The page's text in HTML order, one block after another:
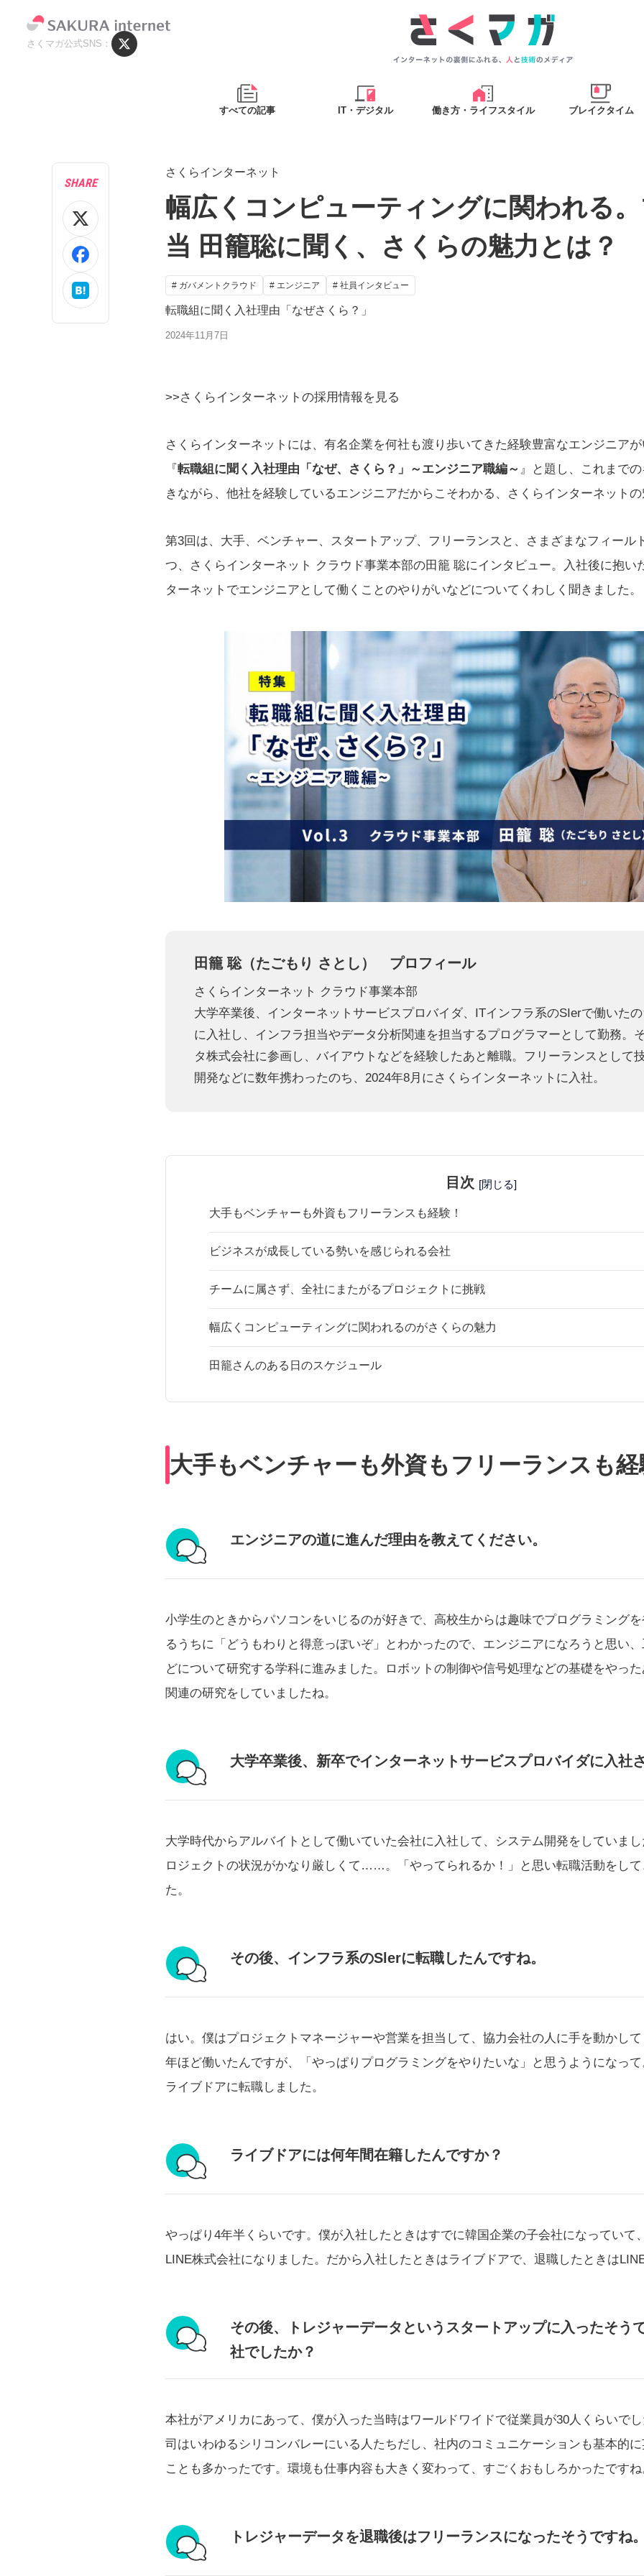
さくマガ公式SNS
すべての記事 IT・デジタル 働き方・ライフスタイル ブレイクタイム
さくらインターネット
幅広くコンピューティングに関われる
当 田籠聡に聞く、さくらの魅力とは？
# ガバメントクラウド # エンジニア # 社員インタビュー
転職組に聞く入社理由「なぜさくら？」
2024年11月7日
SHARE
>>さくらインターネットの採用情報を見る
さくらインターネットには、有名企業を何社も渡り歩いてきた経験豊富なエンジニア
『転職組に聞く入社理由「なぜ、さくら？」～エンジニア職編～ 』と題し、これまで
きながら、他社を経験しているエンジニアだからこそわかる、さくらインターネット
第3回は、大手、ベンチャー、スタートアップ、フリーランスと、さまざまなフィール
つ、さくらインターネット クラウド事業本部の田籠 聡にインタビュー。入社後に抱い
ターネットでエンジニアとして働くことのやりがいなどについてくわしく聞きました。
田籠 聡（たごもり さとし） プロフィール
さくらインターネット クラウド事業本部
大学卒業後、インターネットサービスプロバイダ、ITインフラ系のSIerで働いた
に入社し、インフラ担当やデータ分析関連を担当するプログラマーとして勤務。
タ株式会社に参画し、バイアウトなどを経験したあと離職。フリーランスとして
開発などに数年携わったのち、2024年8月にさくらインターネットに入社。
目次 [閉じる]
大手もベンチャーも外資もフリーランスも経験！
ビジネスが成長している勢いを感じられる会社
チームに属さず、全社にまたがるプロジェクトに挑戦
幅広くコンピューティングに関われるのがさくらの魅力
田籠さんのある日のスケジュール
大手もベンチャーも外資もフリーランスも経
エンジニアの道に進んだ理由を教えてください。
小学生のときからパソコンをいじるのが好きで、高校生からは趣味でプログラミング
るうちに「どうもわりと得意っぽいぞ」とわかったので、エンジニアになろうと思い
どについて研究する学科に進みました。ロボットの制御や信号処理などの基礎をやっ
関連の研究をしていましたね。
大学卒業後、新卒でインターネットサービスプロバイダに入社
大学時代からアルバイトとして働いていた会社に入社して、システム開発をしていま
ロジェクトの状況がかなり厳しくて……。「やってられるか！」と思い転職活動をし
た。
その後、インフラ系のSlerに転職したんですね。
はい。僕はプロジェクトマネージャーや営業を担当して、協力会社の人に手を動かし
年ほど働いたんですが、「やっぱりプログラミングをやりたいな」と思うようになっ
ライブドアに転職しました。
ライブドアには何年間在籍したんですか？
やっぱり4年半くらいです。僕が入社したときはすでに韓国企業の子会社になっていて
LINE株式会社になりました。だから入社したときはライブドアで、退職したときは
その後、トレジャーデータというスタートアップに入ったそう
社でしたか？
本社がアメリカにあって、僕が入った当時はワールドワイドで従業員が30人くらいで
司はいわゆるシリコンバレーにいる人たちだし、社内のコミュニケーションも基本的
ことも多かったです。環境も仕事内容も大きく変わって、すごくおもしろかったです
トレジャーデータを退職後はフリーランスになったそうですね